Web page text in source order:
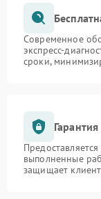
Современное
экспресс-
сроки,
выполненные
защищает